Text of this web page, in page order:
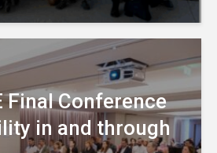
Final Conference
in and through